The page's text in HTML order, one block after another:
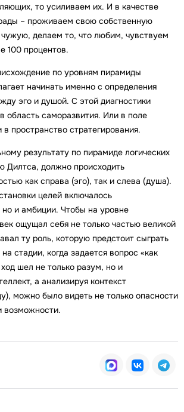
то усиливаем их. И в качестве
– проживаем свою собственную
делаем то, что любим, чувствуем
100 процентов.
по уровням пирамиды
начинать именно с определения
эго и душой. С этой диагностики
область саморазвития. Или в поле
пространство стратегирования.
результату по пирамиде логических
Дилтса, должно происходить
как справа (эго), так и слева (душа).
целей включалось
но и амбиции. Чтобы на уровне
ощущал себя не только частью великой
ту роль, которую предстоит сыграть
стадии, когда задается вопрос «как
шел не только разум, но и
а анализируя контекст
можно было видеть не только опасности
возможности.